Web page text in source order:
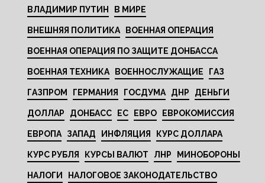
ВЛАДИМИР ПУТИН В МИРЕ
ВНЕШНЯЯ ПОЛИТИКА ВОЕННАЯ ОПЕРАЦИЯ
ВОЕННАЯ ОПЕРАЦИЯ ПО ЗАЩИТЕ ДОНБАССА
ВОЕННАЯ ТЕХНИКА ВОЕННОСЛУЖАЩИЕ ГАЗ
ГАЗПРОМ ГЕРМАНИЯ ГОСДУМА ДНР ДЕНЬГИ
ДОЛЛАР ДОНБАСС ЕС ЕВРО ЕВРОКОМИССИЯ
ЕВРОПА ЗАПАД ИНФЛЯЦИЯ КУРС ДОЛЛАРА
КУРС РУБЛЯ КУРСЫ ВАЛЮТ ЛНР МИНОБОРОНЫ
НАЛОГИ НАЛОГОВОЕ ЗАКОНОДАТЕЛЬСТВО